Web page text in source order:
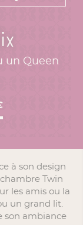
un Queen
à son design
Twin
les amis ou la
un grand lit.
son ambiance